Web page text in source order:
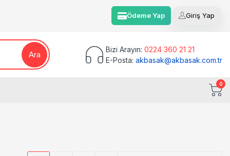
Ödeme Yap Giriş Yap
Ara
Bizi Arayın: 0224 360 21 21
E-Posta: akbasak@akbasak.com.tr
0